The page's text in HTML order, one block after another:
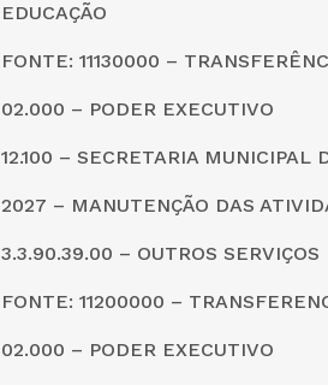
EDUCAÇÃO
FONTE: 11130000 –
02.000 – PODER EXECUTIVO
12.100 – SECRETARIA MUNICIPAL
2027 – MANUTENÇÃO DAS
3.3.90.39.00 – OUTROS
FONTE: 11200000 –
02.000 – PODER EXECUTIVO